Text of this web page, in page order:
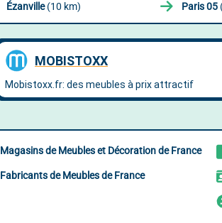
Ézanville(10 km) Paris 05
Magasins de Meubles et Décoration de France
Fabricants de Meubles de France